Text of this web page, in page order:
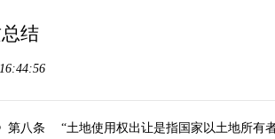
结
第八条 “土地使用权出让是指国家以土地所有